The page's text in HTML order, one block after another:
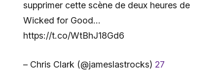
supprimer cette scène de deux heures de
Wicked for Good…
https://t.co/WtBhJ18Gd6
– Chris Clark (@jameslastrocks) 27